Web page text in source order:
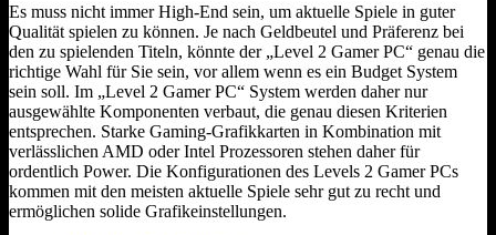
Es muss nicht immer High-End sein, um aktuelle Spiele in guter
Qualität spielen zu können. Je nach Geldbeutel und Präferenz bei
den zu spielenden Titeln, könnte der „Level 2 Gamer PC“ genau die
richtige Wahl für Sie sein, vor allem wenn es ein Budget System
sein soll. Im „Level 2 Gamer PC“ System werden daher nur
ausgewählte Komponenten verbaut, die genau diesen Kriterien
entsprechen. Starke Gaming-Grafikkarten in Kombination mit
verlässlichen AMD oder Intel Prozessoren stehen daher für
ordentlich Power. Die Konfigurationen des Levels 2 Gamer PCs
kommen mit den meisten aktuelle Spiele sehr gut zu recht und
ermöglichen solide Grafikeinstellungen.